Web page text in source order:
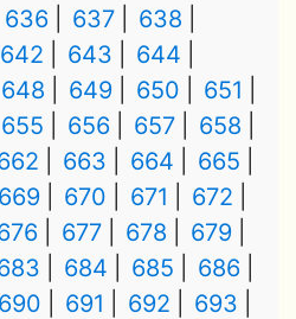
636 637
638
642 643
644
648 649 650
651
655 656 657
658
663 664
665
669 670 671
672
677 678
679
684 685
686
690 691 692
693